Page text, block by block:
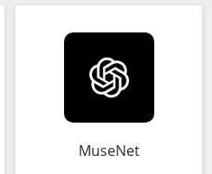
MuseNet